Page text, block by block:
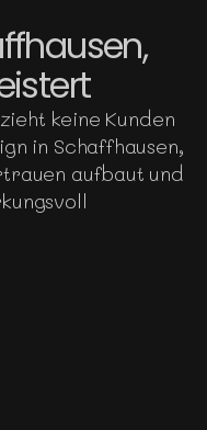
keine Kunden
in Schaffhausen,
aufbaut und